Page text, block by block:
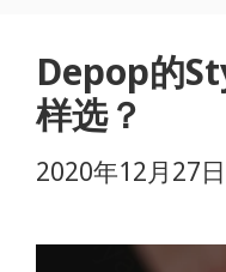
Depop的
样选？
2020年12月27日